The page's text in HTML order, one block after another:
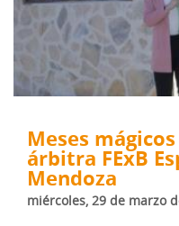
Meses
árbitra FExB
Mendoza
miércoles, 29 de marzo